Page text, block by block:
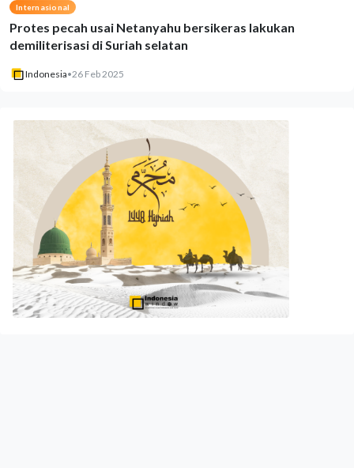
Internasional
Protes pecah usai Netanyahu bersikeras lakukan
demiliterisasi di Suriah selatan
Indonesia•26 Feb 2025